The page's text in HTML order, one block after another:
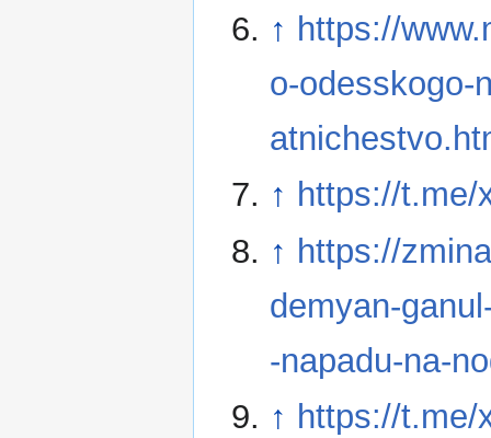
↑ https://
o-odesskogo-
↑ https://t.me/
↑ https://
demyan-
-napadu-na-
↑ https://t.me/